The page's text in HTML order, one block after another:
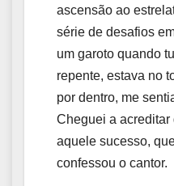
ascensão ao
série de desafios
um garoto quando
repente, estava no
por dentro, me
Cheguei a
aquele sucesso,
confessou o cantor.